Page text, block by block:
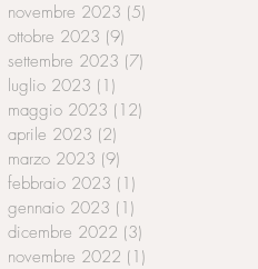
novembre 2023 (5)
ottobre 2023 (9)
settembre 2023 (7)
luglio 2023 (1)
maggio 2023 (12)
aprile 2023 (2)
marzo 2023 (9)
febbraio 2023 (1)
gennaio 2023 (1)
dicembre 2022 (3)
novembre 2022 (1)